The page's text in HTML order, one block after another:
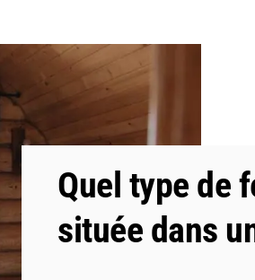
Quel type de
située dans